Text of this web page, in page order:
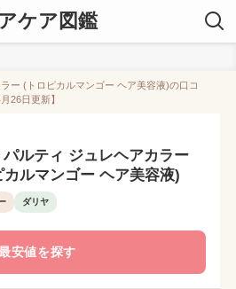
ケア図鑑
ー (トロピカルマンゴー ヘア美容液)の口コ
26日更新】
パルティ ジュレヘアカラー
カルマンゴー ヘア美容液)
ダリヤ
安値を探す